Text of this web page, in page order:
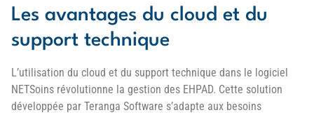
Les avantages du cloud et du
support technique
L’utilisation du cloud et du support technique dans le logiciel
NETSoins révolutionne la gestion des EHPAD. Cette solution
développée par Teranga Software s’adapte aux besoins